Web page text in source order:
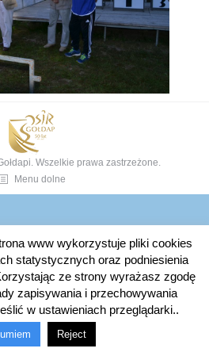
Wszelkie prawa zastrzeżone.
Menu dolne
www wykorzystuje pliki cookies
statystycznych oraz podniesienia
ze strony wyrażasz zgodę
zapisywania i przechowywania
w ustawieniach przeglądarki..
Reject